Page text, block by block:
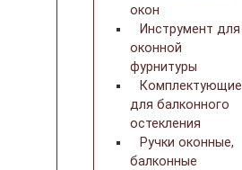
окон
Инструмент для
оконной
фурнитуры
Комплектующие
для балконного
остекления
Ручки оконные,
балконные